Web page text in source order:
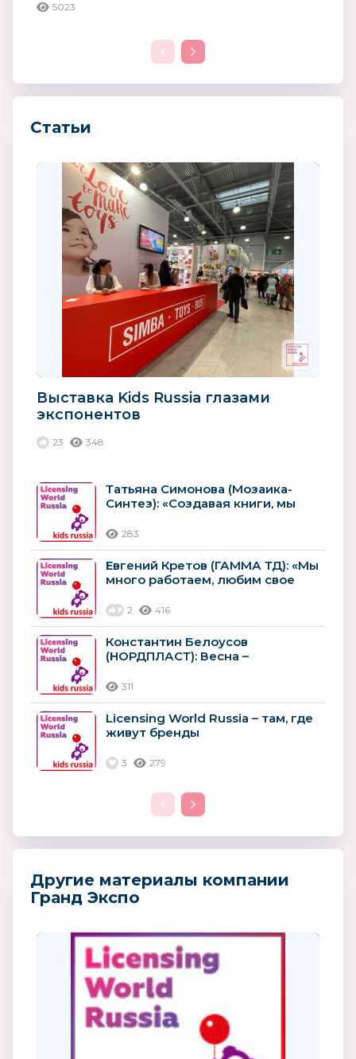
5023
Статьи
Выставка Kids Russia глазами
экспонентов
23 348
Татьяна Симонова (Мозаика-
Синтез): «Создавая книги, мы
обучать...
283
Евгений Кретов (ГАММА ТД): «Мы
много работаем, любим свое
2 416
Константин Белоусов
(НОРДПЛАСТ): Весна –
реализовывать свои мечты и...
311
Licensing World Russia – там, где
живут бренды
3 279
Другие материалы компании
Гранд Экспо